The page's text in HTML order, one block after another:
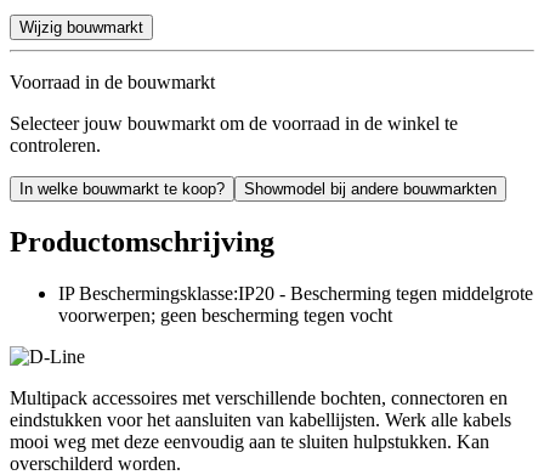
Wijzig bouwmarkt
Voorraad in de bouwmarkt
Selecteer jouw bouwmarkt om de voorraad in de winkel te
controleren.
In welke bouwmarkt te koop? Showmodel bij andere bouwmarkten
Productomschrijving
IP Beschermingsklasse:IP20 - Bescherming tegen middelgrote
voorwerpen; geen bescherming tegen vocht
Multipack accessoires met verschillende bochten, connectoren en
eindstukken voor het aansluiten van kabellijsten. Werk alle kabels
mooi weg met deze eenvoudig aan te sluiten hulpstukken. Kan
overschilderd worden.